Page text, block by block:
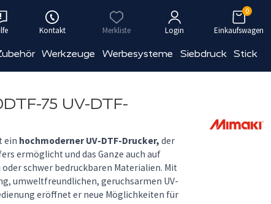
Kontakt Merkliste Login Einkaufswagen
0
Werkzeuge Werbesysteme Siebdruck Stick
75 UV-DTF-
ein hochmoderner UV-DTF-Drucker, der
ermöglicht und das Ganze auch auf
schwer bedruckbaren Materialien. Mit
umweltfreundlichen, geruchsarmen UV-
eröffnet er neue Möglichkeiten für